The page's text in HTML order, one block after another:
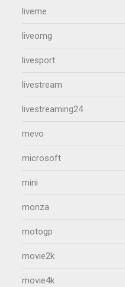
liveme
liveomg
livesport
livestream
livestreaming24
mevo
microsoft
mini
monza
motogp
movie2k
movie4k